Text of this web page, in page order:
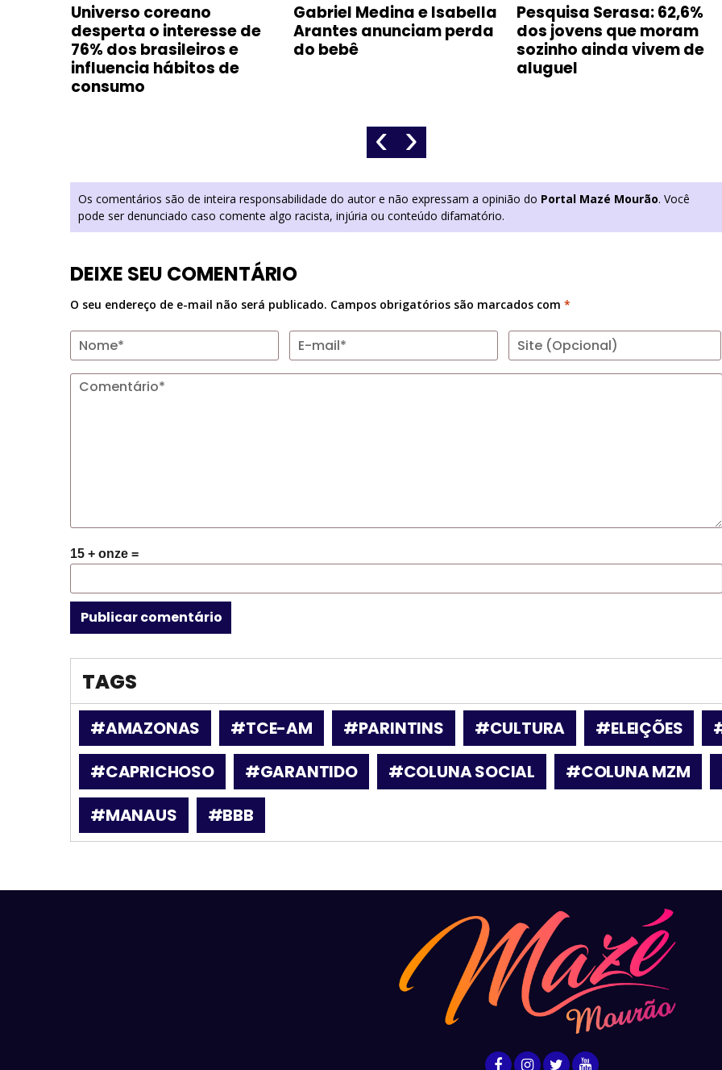
Universo coreano
desperta o interesse de
76% dos brasileiros e
influencia hábitos de
consumo
Gabriel Medina e Isabella
Arantes anunciam perda
do bebê
Pesquisa Serasa: 62,6%
dos jovens que moram
sozinho ainda vivem de
aluguel
‹ ›
Os comentários são de inteira responsabilidade do autor e não expressam a opinião do Portal Mazé Mourão. Você
pode ser denunciado caso comente algo racista, injúria ou conteúdo difamatório.
DEIXE SEU COMENTÁRIO
O seu endereço de e-mail não será publicado. Campos obrigatórios são marcados com *
15 + onze =
TAGS
#AMAZONAS #TCE-AM #PARINTINS #CULTURA #ELEIÇÕES
#CAPRICHOSO
#GARANTIDO #COLUNA SOCIAL #COLUNA MZM
#MANAUS
#BBB